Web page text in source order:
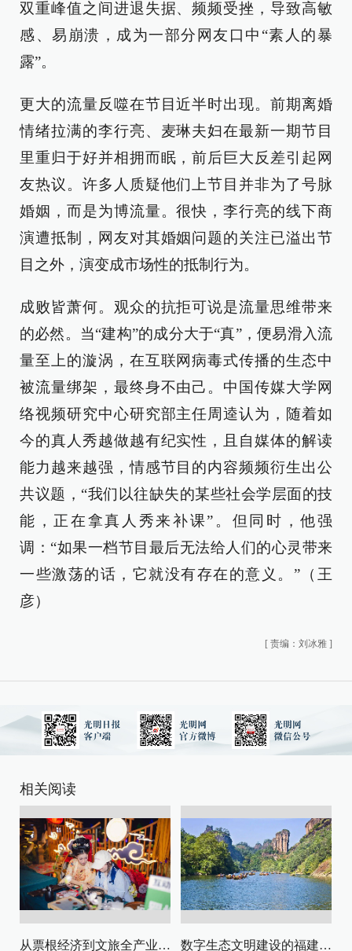
双重峰值之间进退失据、频频受挫，导致高敏
感、易崩溃，成为一部分网友口中“素人的暴
露”。
更大的流量反噬在节目近半时出现。前期离婚
情绪拉满的李行亮、麦琳夫妇在最新一期节目
里重归于好并相拥而眠，前后巨大反差引起网
友热议。许多人质疑他们上节目并非为了号脉
婚姻，而是为博流量。很快，李行亮的线下商
演遭抵制，网友对其婚姻问题的关注已溢出节
目之外，演变成市场性的抵制行为。
成败皆萧何。观众的抗拒可说是流量思维带来
的必然。当“建构”的成分大于“真”，便易滑入流
量至上的漩涡，在互联网病毒式传播的生态中
被流量绑架，最终身不由己。中国传媒大学网
络视频研究中心研究部主任周逵认为，随着如
今的真人秀越做越有纪实性，且自媒体的解读
能力越来越强，情感节目的内容频频衍生出公
共议题，“我们以往缺失的某些社会学层面的技
能，正在拿真人秀来补课”。但同时，他强
调：“如果一档节目最后无法给人们的心灵带来
一些激荡的话，它就没有存在的意义。”（王
彦）
[ 责编：刘冰雅 ]
相关阅读
从票根经济到文旅全产业链升级 数字生态文明建设的福建路径与启示